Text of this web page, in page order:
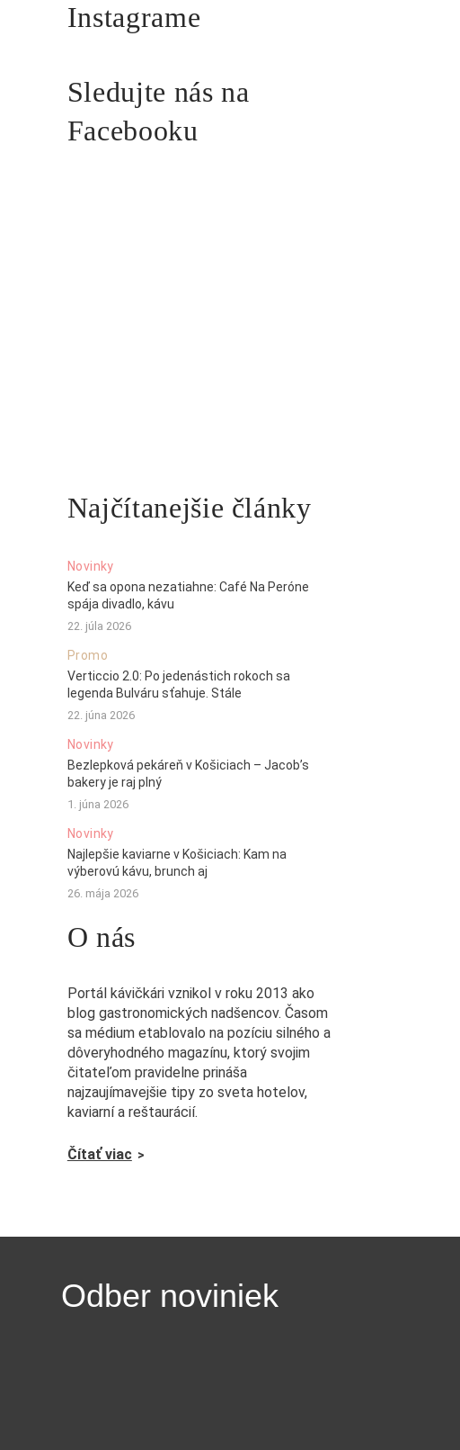
Instagrame
Sledujte nás na
Facebooku
Najčítanejšie články
Novinky
Keď sa opona nezatiahne: Café Na Peróne
spája divadlo, kávu
22. júla 2026
Promo
Verticcio 2.0: Po jedenástich rokoch sa
legenda Bulváru sťahuje. Stále
22. júna 2026
Novinky
Bezlepková pekáreň v Košiciach – Jacob’s
bakery je raj plný
1. júna 2026
Novinky
Najlepšie kaviarne v Košiciach: Kam na
výberovú kávu, brunch aj
26. mája 2026
O nás
Portál kávičkári vznikol v roku 2013 ako
blog gastronomických nadšencov. Časom
sa médium etablovalo na pozíciu silného a
dôveryhodného magazínu, ktorý svojim
čitateľom pravidelne prináša
najzaujímavejšie tipy zo sveta hotelov,
kaviarní a reštaurácií.
Čítať viac
Odber noviniek